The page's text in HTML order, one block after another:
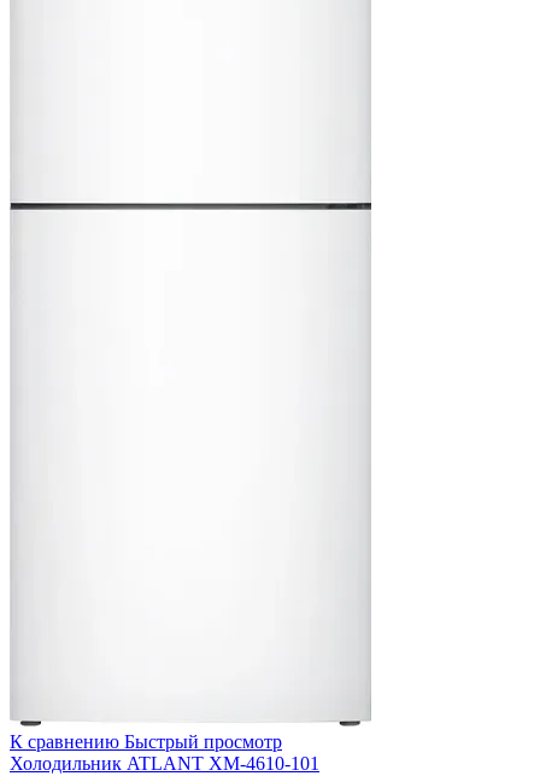
К сравнению Быстрый просмотр
Холодильник ATLANT ХМ-4610-101